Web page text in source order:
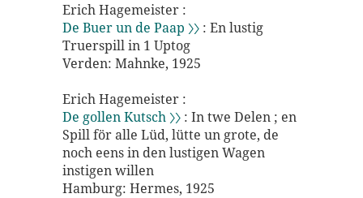
Erich Hagemeister :
De Buer un de Paap 〉〉 : En lustig
Truerspill in 1 Uptog
Verden: Mahnke, 1925
Erich Hagemeister :
De gollen Kutsch 〉〉 : In twe Delen ; en
Spill för alle Lüd, lütte un grote, de
noch eens in den lustigen Wagen
instigen willen
Hamburg: Hermes, 1925